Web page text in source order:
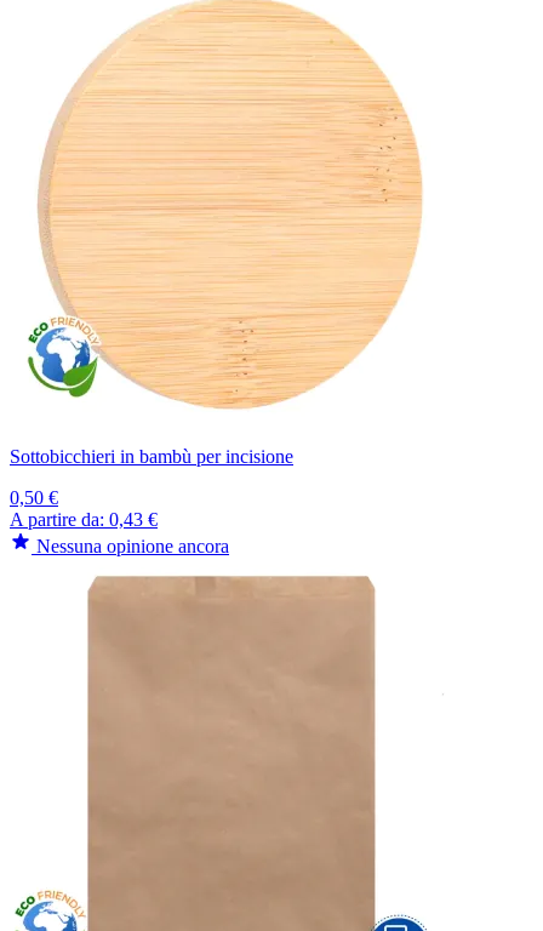
Sottobicchieri in bambù per incisione
0,50 €
A partire da: 0,43 €
Nessuna opinione ancora